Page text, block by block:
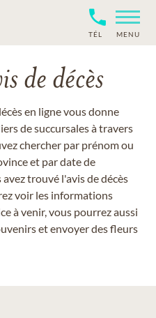
TÉL MENU
de décès
en ligne vous donne
de succursales à travers
chercher par prénom ou
et par date de
trouvé l'avis de décès
voir les informations
à venir, vous pourrez aussi
et envoyer des fleurs